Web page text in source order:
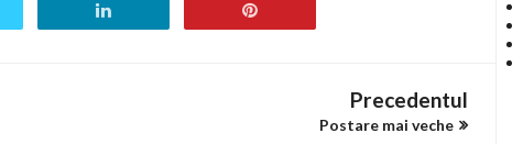
Precedentul
Postare mai veche